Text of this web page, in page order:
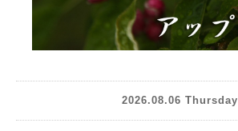
2026.08.06 Thursday